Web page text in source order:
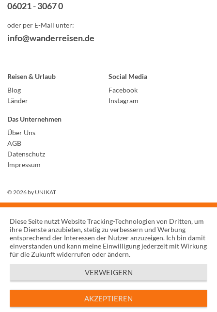
06021 - 3067 0
oder per E-Mail unter:
info@wanderreisen.de
Reisen & Urlaub
Blog
Länder
Social Media
Facebook
Instagram
Das Unternehmen
Über Uns
AGB
Datenschutz
Impressum
© 2026 by UNIKAT
Diese Seite nutzt Website Tracking-Technologien von Dritten, um
ihre Dienste anzubieten, stetig zu verbessern und Werbung
entsprechend der Interessen der Nutzer anzuzeigen. Ich bin damit
einverstanden und kann meine Einwilligung jederzeit mit Wirkung
für die Zukunft widerrufen oder ändern.
VERWEIGERN
AKZEPTIEREN